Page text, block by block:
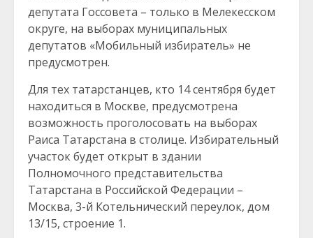
депутата Госсовета – только в Мелекесском
округе, на выборах муниципальных
депутатов «Мобильный избиратель» не
предусмотрен.
Для тех татарстанцев, кто 14 сентября будет
находиться в Москве, предусмотрена
возможность проголосовать на выборах
Раиса Татарстана в столице. Избирательный
участок будет открыт в здании
Полномочного представительства
Татарстана в Российской Федерации –
Москва, 3-й Котельнический переулок, дом
13/15, строение 1.